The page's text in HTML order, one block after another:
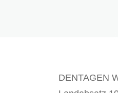
DENTAGEN